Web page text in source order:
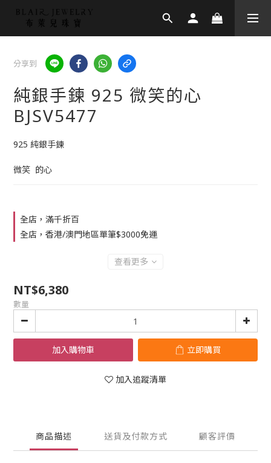
分享到
純銀手鍊 925 微笑的心
BJSV5477
925 純銀手鍊
微笑  的心
全店，滿千折百
全店，香港/澳門地區單筆$3000免運
查看更多
NT$6,380
數量
加入購物車 立即購買
加入追蹤清單
商品描述 送貨及付款方式 顧客評價